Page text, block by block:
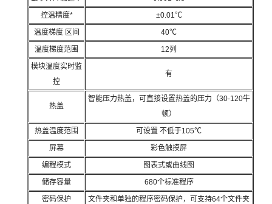
控温精度*
±0.01℃
温度梯度 区间
40℃
温度梯度范围
12列
模块温度实时监
控
有
热盖
智能压力热盖，可直接设置热盖的压力（30-120牛
顿）
热盖温度范围
可设置 不低于105℃
屏幕
彩色触摸屏
编程模式
图表式或曲线图
储存容量
680个标准程序
密码保护
文件夹和单独的程序密码保护，可支持64个文件夹